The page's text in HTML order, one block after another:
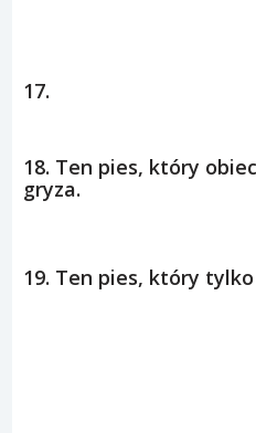
17.
18. Ten pies, który
gryza.
19. Ten pies, który tylko